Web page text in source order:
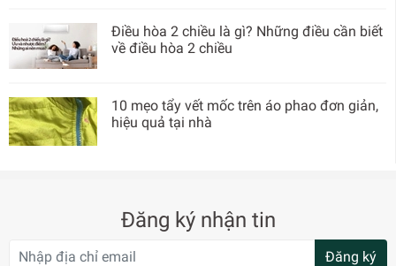
Điều hòa 2 chiều là gì? Những điều cần biết
về điều hòa 2 chiều
10 mẹo tẩy vết mốc trên áo phao đơn giản,
hiệu quả tại nhà
Đăng ký nhận tin
Đăng ký